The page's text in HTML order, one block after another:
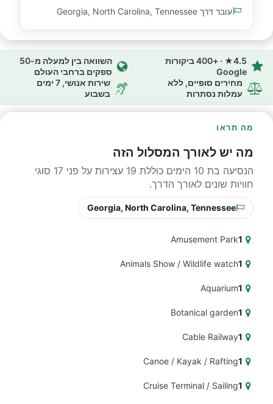
עובר דרך Georgia, North Carolina, Tennessee
4.5★ · +400 ביקורות
Google
השוואה בין למעלה מ-50
ספקים ברחבי העולם
מחירים סופיים, ללא
עמלות נסתרות
שירות אנושי, 7 ימים
בשבוע
מה תראו
מה יש לאורך המסלול הזה
הנסיעה בת 10 הימים כוללת 19 עצירות על פני 17 סוגי
חוויות שונים לאורך הדרך.
Georgia, North Carolina, Tennessee
1
Amusement Park
1
Animals Show / Wildlife watch
1
Aquarium
1
Botanical garden
1
Cable Railway
1
Canoe / Kayak / Rafting
1
Cruise Terminal / Sailing